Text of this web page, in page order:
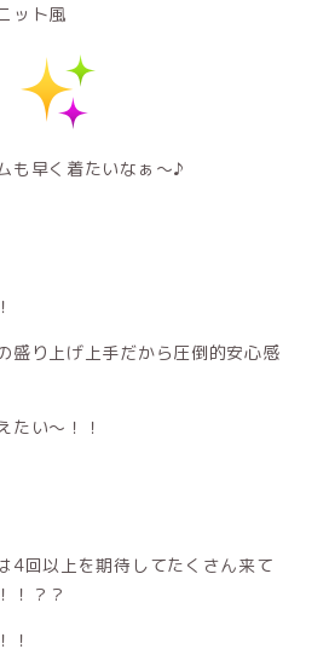
ット風
も早く着たいなぁ〜♪
盛り上げ上手だから圧倒的安心感
たい〜！！
4回以上を期待してたくさん来て
！？？
！